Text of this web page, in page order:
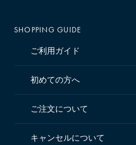
SHOPPING GUIDE
ご利用ガイド
初めての方へ
ご注文について
キャンセルについて